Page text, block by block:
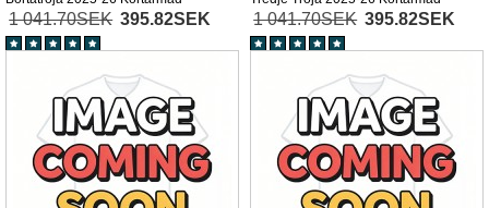
1 041.70SEK 395.82SEK 1 041.70SEK 395.82SEK